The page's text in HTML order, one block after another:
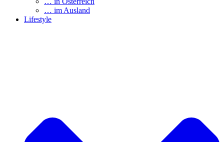
… im Ausland
Lifestyle